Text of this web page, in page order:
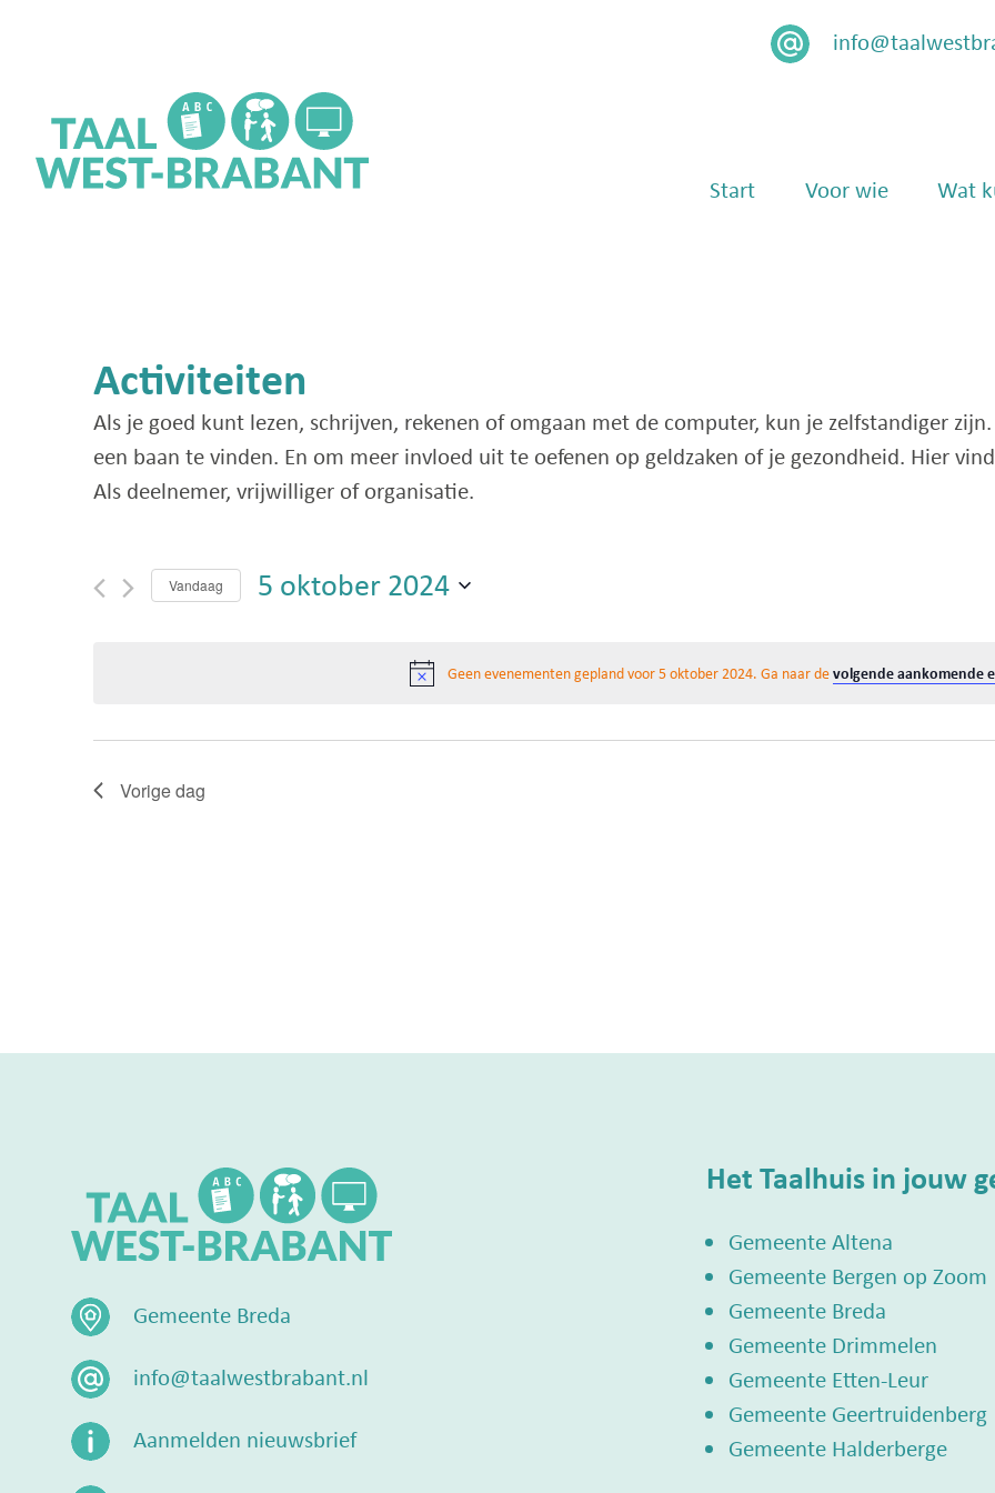
Skip naar content
Start Voor wie Wat
Activiteiten
Als je goed kunt lezen, schrijven, rekenen of omgaan met de computer, kun je zelfstandiger
een baan te vinden. En om meer invloed uit te oefenen op geldzaken of je gezondheid. Hier
Als deelnemer, vrijwilliger of organisatie.
Geen evenementen gepland voor 5 oktober 2024. Ga naar devolgende aankomende
Vandaag 5 oktober 2024
Vorige dag
Gemeente Breda
info@taalwestbrabant.nl
Aanmelden nieuwsbrief
Het Taalhuis in jouw
Gemeente Altena
Gemeente Bergen op Zoom
Gemeente Breda
Gemeente Drimmelen
Gemeente Etten-Leur
Gemeente Geertruidenberg
Gemeente Halderberge